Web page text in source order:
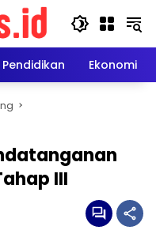
Pendidikan Ekonomi
III